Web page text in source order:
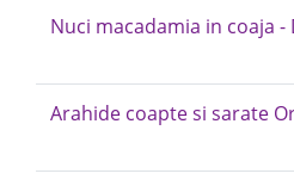
Nuci macadamia in coaja -
Arahide coapte si sarate